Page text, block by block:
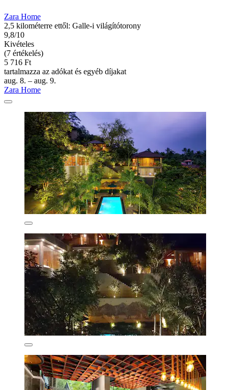
Zara Home
2,5 kilométerre ettől: Galle-i világítótorony
9,8/10
Kivételes
(7 értékelés)
5 716 Ft
tartalmazza az adókat és egyéb díjakat
aug. 8. – aug. 9.
Zara Home